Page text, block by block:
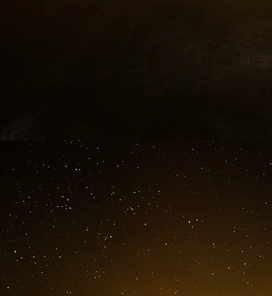
annuelles, ainsi qu’à la multiplication de
final.
Le présent rapport émet en
recommandations pour que cette
l’organisation des principaux grands